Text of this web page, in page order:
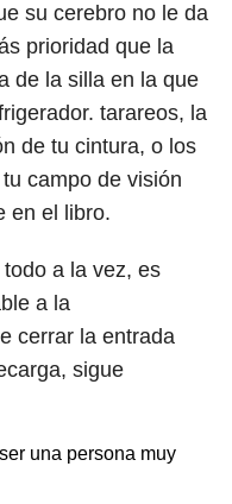
su cerebro no le da
prioridad que la
de la silla en la que
tarareos, la
de tu cintura, o los
campo de visión
en el libro.
a la vez, es
a la
cerrar la entrada
sigue
una persona muy